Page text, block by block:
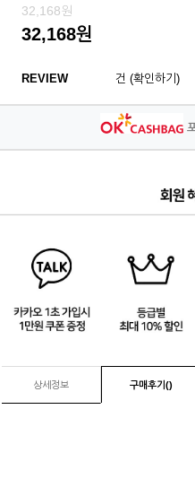
32,168원
32,168원
REVIEW 건 (확인하기)
상세정보 구매후기()